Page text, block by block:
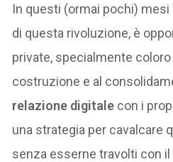
In questi (ormai pochi) mesi
di questa rivoluzione, è
private, specialmente
costruzione e al
relazione digitale con i
una strategia per cavalcare
senza esserne travolti con